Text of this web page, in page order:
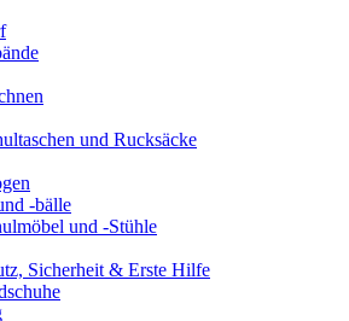
und Rucksäcke
-bälle
und -Stühle
Sicherheit & Erste Hilfe